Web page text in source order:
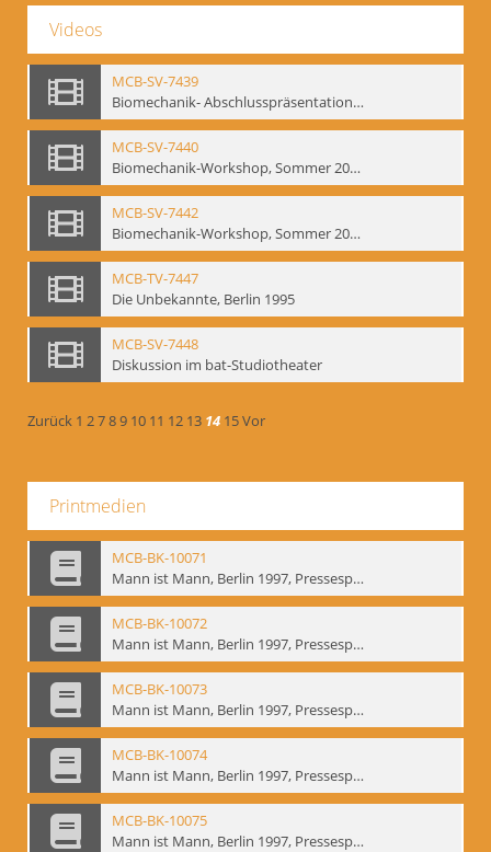
Videos
MCB-SV-7439
Biomechanik- Abschlusspräsentation des Workshops Sommer 2001
MCB-SV-7440
Biomechanik-Workshop, Sommer 2002
MCB-SV-7442
Biomechanik-Workshop, Sommer 2003
MCB-TV-7447
Die Unbekannte, Berlin 1995
MCB-SV-7448
Diskussion im bat-Studiotheater
Zurück 1 2789 10 11 12 13 14 15Vor
Printmedien
MCB-BK-10071
Mann ist Mann, Berlin 1997, Pressespiegel - interne Signatur: BM-prt-262-19
MCB-BK-10072
Mann ist Mann, Berlin 1997, Pressespiegel - interne Signatur: BM-prt-262-20
MCB-BK-10073
Mann ist Mann, Berlin 1997, Pressespiegel - interne Signatur: BM-prt-262-21
MCB-BK-10074
Mann ist Mann, Berlin 1997, Pressespiegel - interne Signatur: BM-prt-262-22
MCB-BK-10075
Mann ist Mann, Berlin 1997, Pressespiegel - interne Signatur: BM-prt-262-23